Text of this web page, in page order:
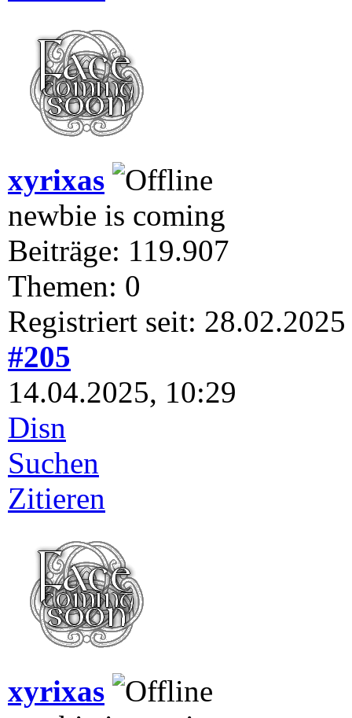
xyrixas
newbie is coming
Beiträge: 119.907
Themen: 0
Registriert seit: 28.02.2025
#205
14.04.2025, 10:29
Disn
Suchen
Zitieren
xyrixas